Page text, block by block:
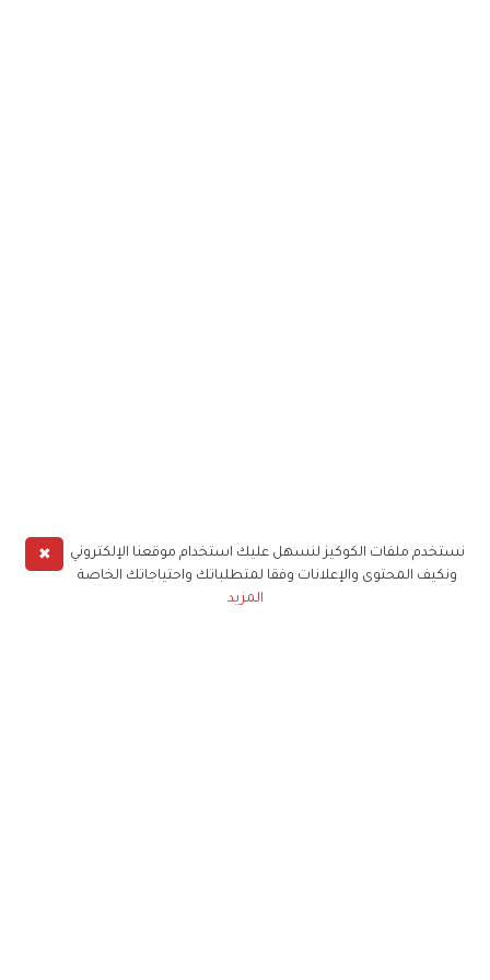
✖
نستخدم ملفات الكوكيز لنسهل عليك استخدام موقعنا الإلكتروني
ونكيف المحتوى والإعلانات وفقا لمتطلباتك واحتياجاتك الخاصة
المزيد